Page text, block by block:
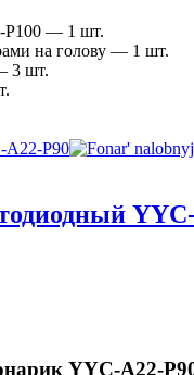
P100 — 1 шт.
на голову — 1 шт.
3 шт.
YYC-A22-